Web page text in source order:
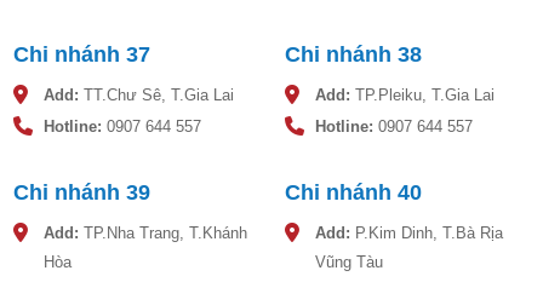
Chi nhánh 37
Add: TT.Chư Sê, T.Gia Lai
Hotline: 0907 644 557
Chi nhánh 38
Add: TP.Pleiku, T.Gia Lai
Hotline: 0907 644 557
Chi nhánh 39
Add: TP.Nha Trang, T.Khánh
Hòa
Chi nhánh 40
Add: P.Kim Dinh, T.Bà Rịa
Vũng Tàu